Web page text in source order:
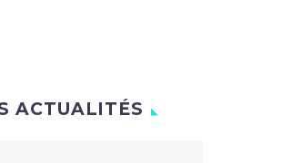
ACTUALITÉS